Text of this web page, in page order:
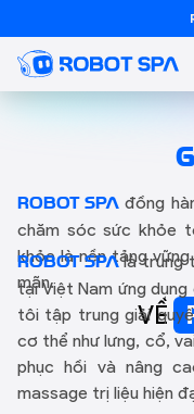
ROBOT SPAđồng
chăm sóc sức khỏe
khỏe là nền tảng
mãn.
VỀ
ROBOT SPAlà trung
tại Việt Nam ứng
tôi tập trung giải
cơ thể như lưng, cổ,
phục hồi và nâng
massage trị liệu hiện